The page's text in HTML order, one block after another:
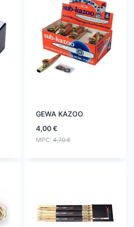
GEWA KAZOO
4,00€
MPC: 4,70€